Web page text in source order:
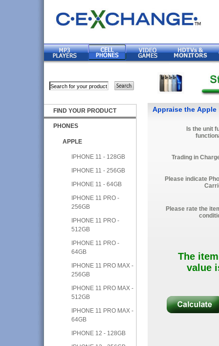
FIND YOUR PRODUCT
PHONES
APPLE
IPHONE 11 - 128GB
IPHONE 11 - 256GB
IPHONE 11 - 64GB
IPHONE 11 PRO -
256GB
IPHONE 11 PRO -
512GB
IPHONE 11 PRO -
64GB
IPHONE 11 PRO MAX -
256GB
IPHONE 11 PRO MAX -
512GB
IPHONE 11 PRO MAX -
64GB
IPHONE 12 - 128GB
Appraise the Apple
Is the unit
Trading in
Please indicate
Please rate the
The
value